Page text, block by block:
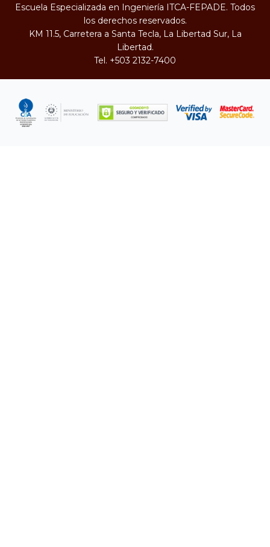
Escuela Especializada en Ingeniería ITCA-FEPADE. Todos
los derechos reservados.
KM 11.5, Carretera a Santa Tecla, La Libertad Sur, La
Libertad.
Tel. +503 2132-7400